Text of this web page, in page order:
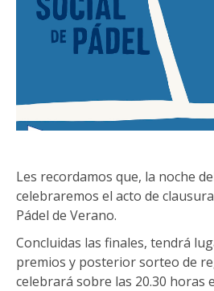
Les recordamos que, la noche
celebraremos el acto de
Pádel de Verano.
Concluidas las finales, tendrá
premios y posterior sorteo de
celebrará sobre las 20.30 horas